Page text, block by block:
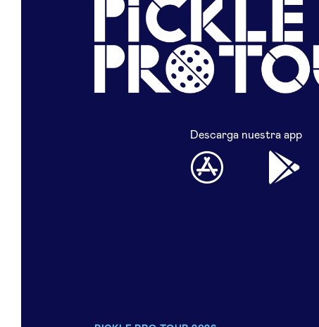
Descarga nuestra app